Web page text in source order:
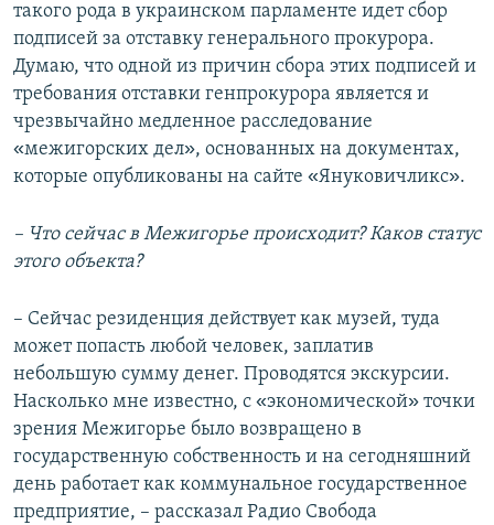
такого рода в украинском парламенте идет сбор
подписей за отставку генерального прокурора.
Думаю, что одной из причин сбора этих подписей и
требования отставки генпрокурора является и
чрезвычайно медленное расследование
«межигорских дел», основанных на документах,
которые опубликованы на сайте «Януковичликс».
– Что сейчас в Межигорье происходит? Каков статус
этого объекта?
– Сейчас резиденция действует как музей, туда
может попасть любой человек, заплатив
небольшую сумму денег. Проводятся экскурсии.
Насколько мне известно, с «экономической» точки
зрения Межигорье было возвращено в
государственную собственность и на сегодняшний
день работает как коммунальное государственное
предприятие, – рассказал Радио Свобода